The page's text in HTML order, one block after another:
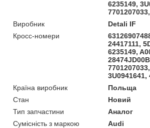
6235149,
Виробник
Detali IF
Кросс-номери
24417111,
6235149,
3U0941641,
Країна виробник
Польща
Стан
Новий
Тип запчастини
Аналог
Сумісність з маркою
Audi